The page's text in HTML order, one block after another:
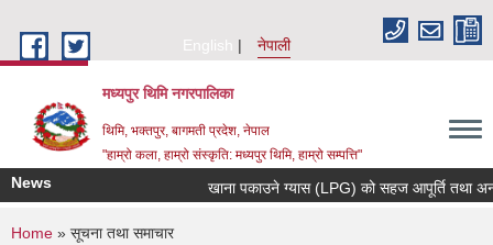
English
नेपाली
मध्यपुर थिमि नगरपालिका
थिमि, भक्तपुर, बागमती प्रदेश, नेपाल
"हाम्रो कला, हाम्रो संस्कृति: मध्यपुर थिमि, हाम्रो सम्पत्ति"
News खाना पकाउने ग्यास (LPG) को सहज आपूर्ति तथा
Home » सूचना तथा समाचार